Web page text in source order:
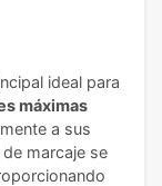
ideal para
máximas
a sus
marcaje se